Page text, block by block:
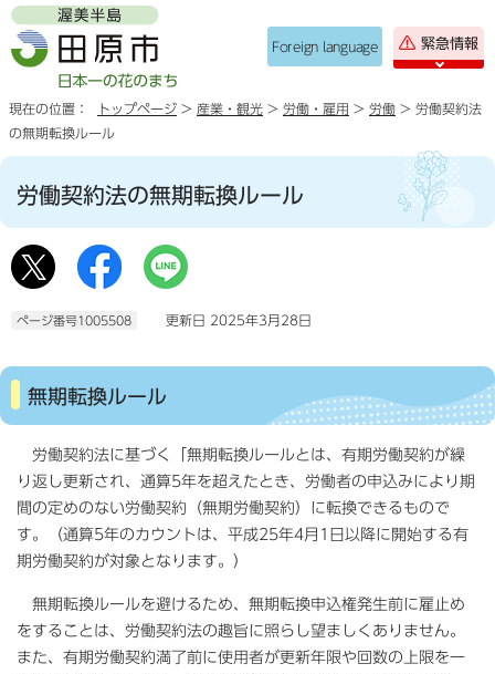
Foreign language 緊急情報
現在の位置： トップページ > 産業・観光 > 労働・雇用 > 労働 > 労働契約法
の無期転換ルール
労働契約法の無期転換ルール
ページ番号1005508 更新日 2025年3月28日
無期転換ルール
労働契約法に基づく「無期転換ルールとは、有期労働契約が繰
り返し更新され、通算5年を超えたとき、労働者の申込みにより期
間の定めのない労働契約（無期労働契約）に転換できるもので
す。（通算5年のカウントは、平成25年4月1日以降に開始する有
期労働契約が対象となります。）
無期転換ルールを避けるため、無期転換申込権発生前に雇止め
をすることは、労働契約法の趣旨に照らし望ましくありません。
また、有期労働契約満了前に使用者が更新年限や回数の上限を一